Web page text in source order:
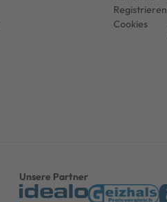
Registrieren
Cookies
Unsere Partner